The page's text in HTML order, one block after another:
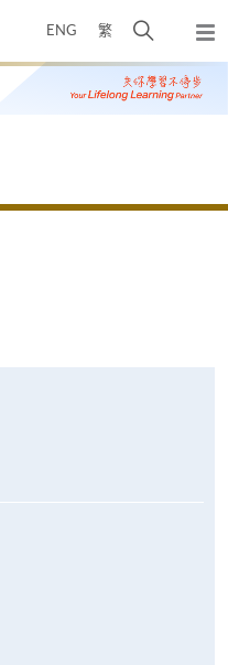
ENG 繁
开
搜
寻
弹
出
主